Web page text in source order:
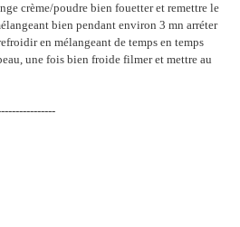
crème/poudre bien fouetter et remettre le
bien pendant environ 3 mn arréter
en mélangeant de temps en temps
une fois bien froide filmer et mettre au